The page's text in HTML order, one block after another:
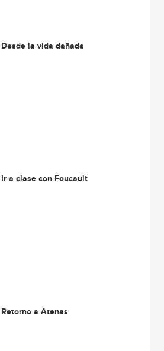
Desde la vida dañada
Ir a clase con Foucault
Retorno a Atenas